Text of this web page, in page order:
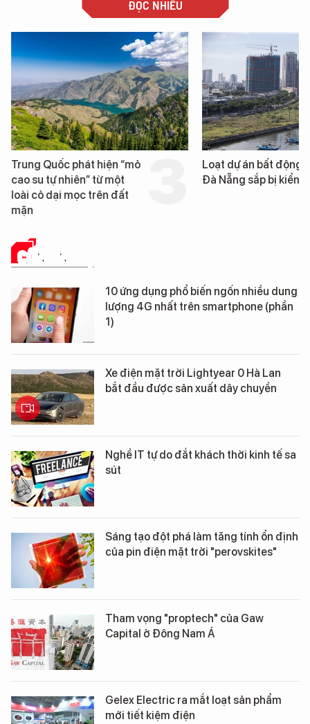
ĐỌC NHIỀU
Trung Quốc phát hiện “mỏ
cao su tự nhiên” từ một
loài cỏ dại mọc trên đất
mặn
Loạt dự án bất động
Đà Nẵng sắp bị kiểm
CÔNG NGHỆ
10 ứng dụng phổ biến ngốn nhiều dung
lượng 4G nhất trên smartphone (phần
1)
Xe điện mặt trời Lightyear 0 Hà Lan
bắt đầu được sản xuất dây chuyền
Nghề IT tự do đắt khách thời kinh tế sa
sút
Sáng tạo đột phá làm tăng tính ổn định
của pin điện mặt trời "perovskites"
Tham vọng "proptech" của Gaw
Capital ở Đông Nam Á
Gelex Electric ra mắt loạt sản phẩm
mới tiết kiệm điện